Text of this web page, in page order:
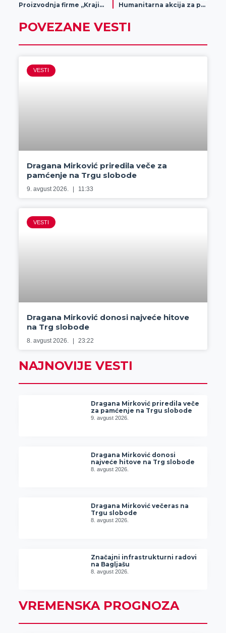
Proizvodnja firme „Krajina tim“
Humanitarna akcija za porodicu Albert – Nolin
POVEZANE VESTI
VESTI
Dragana Mirković priredila veče za
pamćenje na Trgu slobode
9. avgust 2026. 11:33
VESTI
Dragana Mirković donosi najveće hitove
na Trg slobode
8. avgust 2026. 23:22
NAJNOVIJE VESTI
Dragana Mirković priredila veče
za pamćenje na Trgu slobode
9. avgust 2026.
Dragana Mirković donosi
najveće hitove na Trg slobode
8. avgust 2026.
Dragana Mirković večeras na
Trgu slobode
8. avgust 2026.
Značajni infrastrukturni radovi
na Bagljašu
8. avgust 2026.
VREMENSKA PROGNOZA